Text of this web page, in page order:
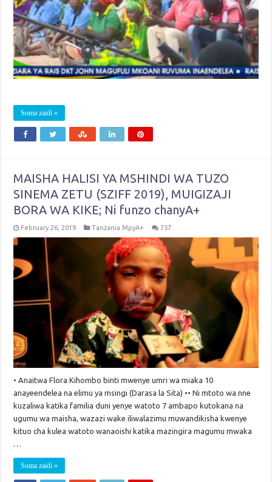
Soma zaidi »
MAISHA HALISI YA MSHINDI WA TUZO
SINEMA ZETU (SZIFF 2019), MUIGIZAJI
BORA WA KIKE; Ni funzo chanyA+
February 26, 2019 Tanzania MpyA+ 757
• Anaitwa Flora Kihombo binti mwenye umri wa miaka 10
anayeendelea na elimu ya msingi (Darasa la Sita) •• Ni mtoto wa nne
kuzaliwa katika familia duni yenye watoto 7 ambapo kutokana na
ugumu wa maisha, wazazi wake iliwalazimu muwandikisha kwenye
kituo cha kulea watoto wanaoishi katika mazingira magumu mwaka
Soma zaidi »